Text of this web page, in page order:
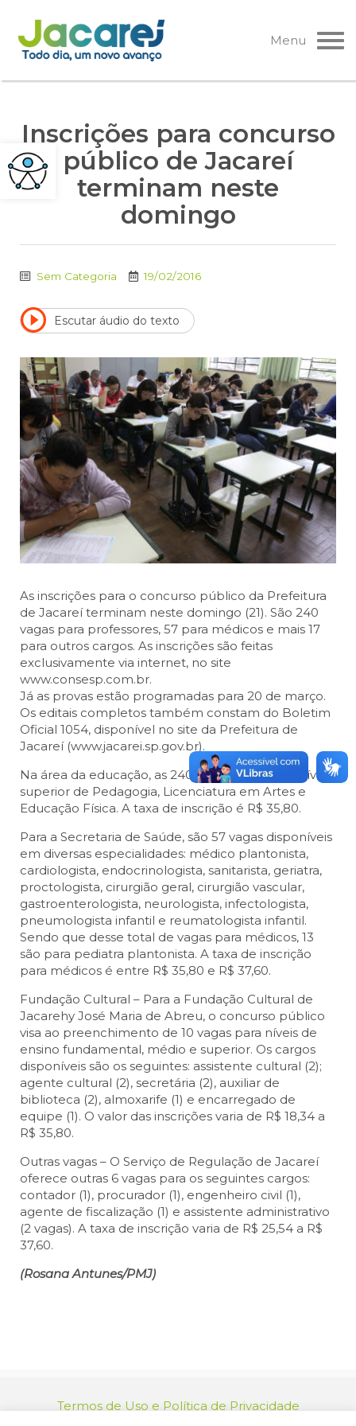
Pular
para
o
Menu
Inscrições para concurso
público de Jacareí
terminam neste
domingo
Sem Categoria 19/02/2016
Escutar áudio do texto
As inscrições para o concurso público da Prefeitura
de Jacareí terminam neste domingo (21). São 240
vagas para professores, 57 para médicos e mais 17
para outros cargos. As inscrições são feitas
exclusivamente via internet, no site
www.consesp.com.br.
Já as provas estão programadas para 20 de março.
Os editais completos também constam do Boletim
Oficial 1054, disponível no site da Prefeitura de
Jacareí (www.jacarei.sp.gov.br).
Na área da educação, as 240 vagas são para o nível
superior de Pedagogia, Licenciatura em Artes e
Educação Física. A taxa de inscrição é R$ 35,80.
Para a Secretaria de Saúde, são 57 vagas disponíveis
em diversas especialidades: médico plantonista,
cardiologista, endocrinologista, sanitarista, geriatra,
proctologista, cirurgião geral, cirurgião vascular,
gastroenterologista, neurologista, infectologista,
pneumologista infantil e reumatologista infantil.
Sendo que desse total de vagas para médicos, 13
são para pediatra plantonista. A taxa de inscrição
para médicos é entre R$ 35,80 e R$ 37,60.
Fundação Cultural – Para a Fundação Cultural de
Jacarehy José Maria de Abreu, o concurso público
visa ao preenchimento de 10 vagas para níveis de
ensino fundamental, médio e superior. Os cargos
disponíveis são os seguintes: assistente cultural (2);
agente cultural (2), secretária (2), auxiliar de
biblioteca (2), almoxarife (1) e encarregado de
equipe (1). O valor das inscrições varia de R$ 18,34 a
R$ 35,80.
Outras vagas – O Serviço de Regulação de Jacareí
oferece outras 6 vagas para os seguintes cargos:
contador (1), procurador (1), engenheiro civil (1),
agente de fiscalização (1) e assistente administrativo
(2 vagas). A taxa de inscrição varia de R$ 25,54 a R$
37,60.
(Rosana Antunes/PMJ)
Termos de Uso e Política de Privacidade